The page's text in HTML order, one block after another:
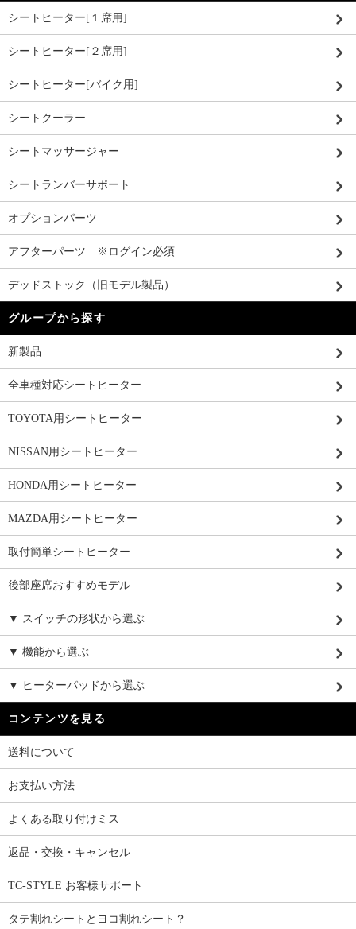
シートヒーター[１席用]
シートヒーター[２席用]
シートヒーター[バイク用]
シートクーラー
シートマッサージャー
シートランバーサポート
オプションパーツ
アフターパーツ ※ログイン必須
デッドストック（旧モデル製品）
グループから探す
新製品
全車種対応シートヒーター
TOYOTA用シートヒーター
NISSAN用シートヒーター
HONDA用シートヒーター
MAZDA用シートヒーター
取付簡単シートヒーター
後部座席おすすめモデル
▼ スイッチの形状から選ぶ
▼ 機能から選ぶ
▼ ヒーターパッドから選ぶ
コンテンツを見る
送料について
お支払い方法
よくある取り付けミス
返品・交換・キャンセル
TC-STYLE お客様サポート
タテ割れシートとヨコ割れシート？